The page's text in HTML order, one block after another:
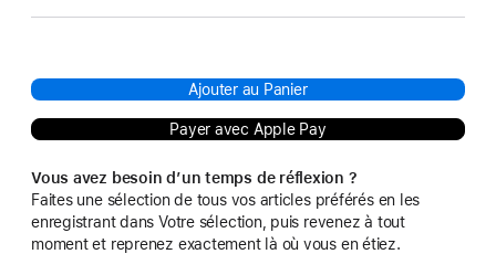
Ajouter au Panier
Payer avec Apple Pay
Vous avez besoin d’un temps de réflexion ?
Faites une sélection de tous vos articles préférés en les
enregistrant dans Votre sélection, puis revenez à tout
moment et reprenez exactement là où vous en étiez.